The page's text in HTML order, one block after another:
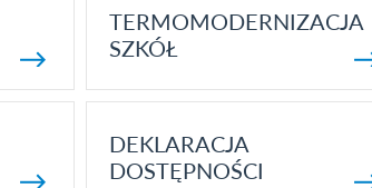
TERMOMODERNIZACJA
SZKÓŁ
DEKLARACJA
DOSTĘPNOŚCI